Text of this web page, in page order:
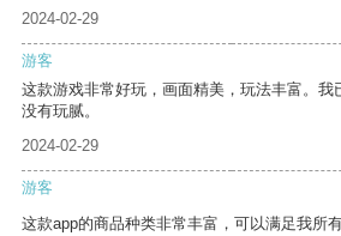
2024-02-29
游客
这款游戏非常好玩，画面精美，玩法丰富。我
没有玩腻。
2024-02-29
游客
这款app的商品种类非常丰富，可以满足我所